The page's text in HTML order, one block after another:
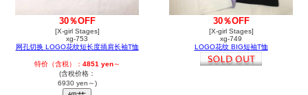
30％OFF
[X-girl Stages]
xg-753
网孔切换 LOGO花纹短长度插肩长袖T恤
特价（含税）： 4851 yen～
(含稅价格：
6930 yen～)
30％OFF
[X-girl Stages]
xg-749
LOGO花纹 BIG短袖T恤